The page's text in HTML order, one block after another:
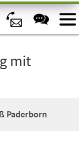
mit
Paderborn